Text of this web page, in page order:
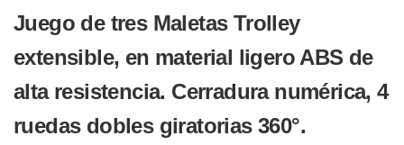
Juego de tres Maletas Trolley
extensible, en material ligero ABS de
alta resistencia. Cerradura numérica, 4
ruedas dobles giratorias 360°.